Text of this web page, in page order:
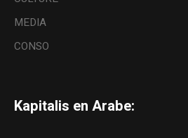
MEDIA
CONSO
Kapitalis en Arabe: